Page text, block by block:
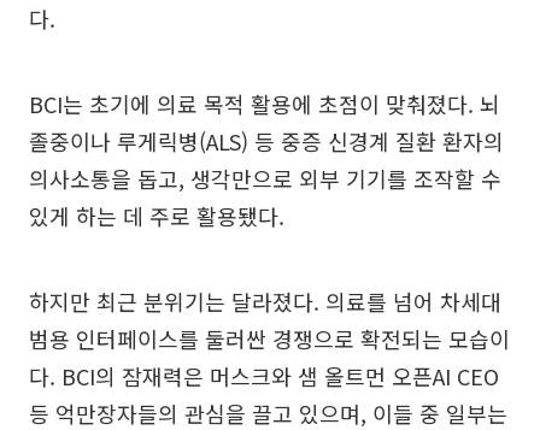
다.
BCI는 초기에 의료 목적 활용에 초점이 맞춰졌다. 뇌
졸중이나 루게릭병(ALS) 등 중증 신경계 질환 환자의
의사소통을 돕고, 생각만으로 외부 기기를 조작할 수
있게 하는 데 주로 활용됐다.
하지만 최근 분위기는 달라졌다. 의료를 넘어 차세대
범용 인터페이스를 둘러싼 경쟁으로 확전되는 모습이
다. BCI의 잠재력은 머스크와 샘 올트먼 오픈AI CEO
등 억만장자들의 관심을 끌고 있으며, 이들 중 일부는